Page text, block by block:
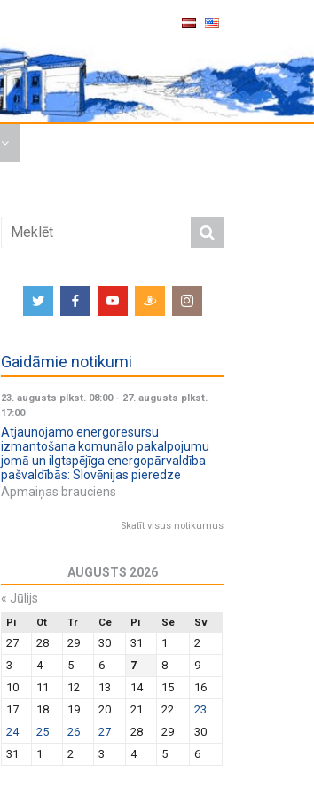
Gaidāmie notikumi
23. augusts plkst. 08:00- 27. augusts plkst.
17:00
Atjaunojamo energoresursu
izmantošana komunālo pakalpojumu
jomā un ilgtspējīga energopārvaldība
pašvaldībās: Slovēnijas pieredze
Apmaiņas brauciens
Skatīt visus notikumus
AUGUSTS 2026
« Jūlijs
Pi Ot Tr Ce Pi Se Sv
27 28 29 30 31 1
2
3
4 5 6 7 8
9
10
11 12 13 14 15
16
17
18 19 20 21 22
23
24
25 26 27 28 29
30
31
1 2 3 4 5 6